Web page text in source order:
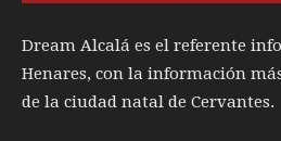
Dream Alcalá es el referente
Henares, con la información
de la ciudad natal de Cervantes.